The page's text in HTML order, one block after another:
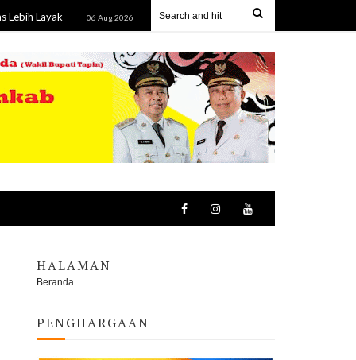
06 Aug 2026 Kejati Kalteng Tetapkan Lima Komisioner KPU Kotim
HALAMAN
Beranda
PENGHARGAAN